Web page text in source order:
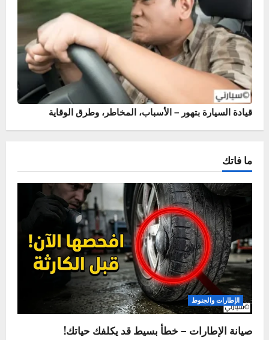
أسباب وحلول خروج نار من الشكمان – حماية محرك سيارتك
قيادة السيارة بتهور – الأسباب، المخاطر، وطرق الوقاية
ما فاتك